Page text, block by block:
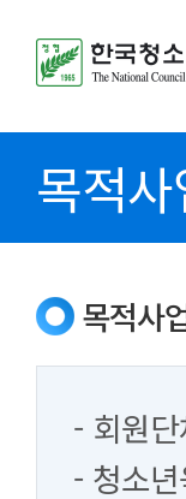
목적
목적사
- 회원
- 청소